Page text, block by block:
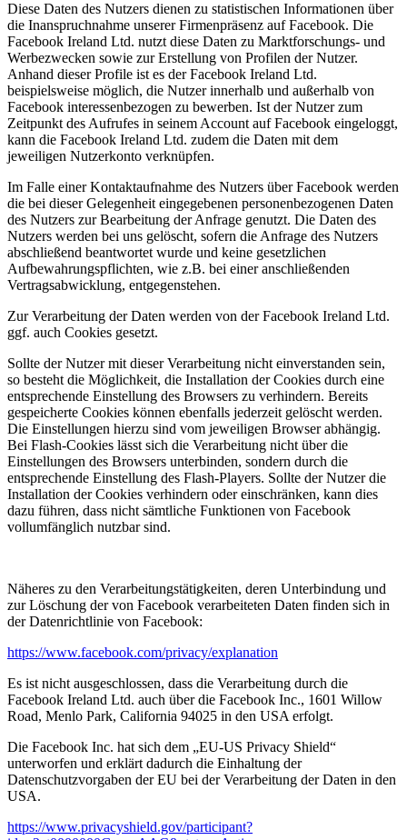
Diese Daten des Nutzers dienen zu statistischen Informationen über
die Inanspruchnahme unserer Firmenpräsenz auf Facebook. Die
Facebook Ireland Ltd. nutzt diese Daten zu Marktforschungs- und
Werbezwecken sowie zur Erstellung von Profilen der Nutzer.
Anhand dieser Profile ist es der Facebook Ireland Ltd.
beispielsweise möglich, die Nutzer innerhalb und außerhalb von
Facebook interessenbezogen zu bewerben. Ist der Nutzer zum
Zeitpunkt des Aufrufes in seinem Account auf Facebook eingeloggt,
kann die Facebook Ireland Ltd. zudem die Daten mit dem
jeweiligen Nutzerkonto verknüpfen.
Im Falle einer Kontaktaufnahme des Nutzers über Facebook werden
die bei dieser Gelegenheit eingegebenen personenbezogenen Daten
des Nutzers zur Bearbeitung der Anfrage genutzt. Die Daten des
Nutzers werden bei uns gelöscht, sofern die Anfrage des Nutzers
abschließend beantwortet wurde und keine gesetzlichen
Aufbewahrungspflichten, wie z.B. bei einer anschließenden
Vertragsabwicklung, entgegenstehen.
Zur Verarbeitung der Daten werden von der Facebook Ireland Ltd.
ggf. auch Cookies gesetzt.
Sollte der Nutzer mit dieser Verarbeitung nicht einverstanden sein,
so besteht die Möglichkeit, die Installation der Cookies durch eine
entsprechende Einstellung des Browsers zu verhindern. Bereits
gespeicherte Cookies können ebenfalls jederzeit gelöscht werden.
Die Einstellungen hierzu sind vom jeweiligen Browser abhängig.
Bei Flash-Cookies lässt sich die Verarbeitung nicht über die
Einstellungen des Browsers unterbinden, sondern durch die
entsprechende Einstellung des Flash-Players. Sollte der Nutzer die
Installation der Cookies verhindern oder einschränken, kann dies
dazu führen, dass nicht sämtliche Funktionen von Facebook
vollumfänglich nutzbar sind.
Näheres zu den Verarbeitungstätigkeiten, deren Unterbindung und
zur Löschung der von Facebook verarbeiteten Daten finden sich in
der Datenrichtlinie von Facebook:
https://www.facebook.com/privacy/explanation
Es ist nicht ausgeschlossen, dass die Verarbeitung durch die
Facebook Ireland Ltd. auch über die Facebook Inc., 1601 Willow
Road, Menlo Park, California 94025 in den USA erfolgt.
Die Facebook Inc. hat sich dem „EU-US Privacy Shield“
unterworfen und erklärt dadurch die Einhaltung der
Datenschutzvorgaben der EU bei der Verarbeitung der Daten in den
USA.
https://www.privacyshield.gov/participant?